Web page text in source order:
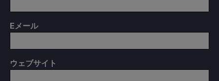
E メール
ウェブサイト